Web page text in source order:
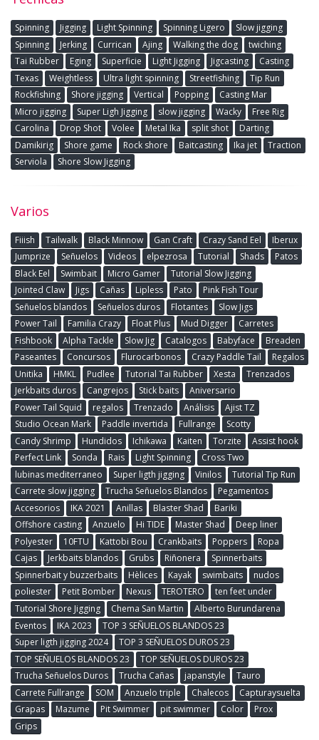
Spinning Jigging Light Spinning Spinning Ligero
Slow jigging
Spinning
Jerking Currican Ajing Walking the dog
twiching
Tai Rubber
Eging Superficie Light Jigging Jigcasting
Casting
Texas
Weightless Ultra light spinning Streetfishing
Tip Run
Rockfishing
Shore jigging Vertical Popping
Casting Mar
Micro jigging
Super Ligh Jigging slow jigging Wacky
Free Rig
Carolina
Drop Shot Volee Metal Ika split shot
Darting
Damikirig
Shore game Rock shore Baitcasting Ika jet
Traction
Serviola
Shore Slow Jigging
Varios
Fiiish Tailwalk Black Minnow Gan Craft Crazy Sand Eel
Iberux
Jumprize
Señuelos Videos elpezrosa Tutorial Shads
Patos
Black Eel
Swimbait Micro Gamer
Tutorial Slow Jigging
Jointed Claw
Jigs Cañas Lipless Pato
Pink Fish Tour
Señuelos blandos
Señuelos duros Flotantes
Slow Jigs
Power Tail
Familia Crazy Float Plus Mud Digger
Carretes
Fishbook
Alpha Tackle Slow Jig Catalogos Babyface
Breaden
Paseantes
Concursos Flurocarbonos Crazy Paddle Tail
Regalos
Unitika
HMKL Pudlee Tutorial Tai Rubber Xesta
Trenzados
Jerkbaits duros
Cangrejos Stick baits
Aniversario
Power Tail Squid
regalos Trenzado Análisis
Ajist TZ
Studio Ocean Mark
Paddle invertida Fullrange
Scotty
Candy Shrimp
Hundidos Ichikawa Kaiten Torzite
Assist hook
Perfect Link
Sonda Rais Light Spinning
Cross Two
lubinas mediterraneo
Super ligth jigging Vinilos
Tutorial Tip Run
Carrete slow jigging
Trucha Señuelos Blandos
Pegamentos
Accesorios
IKA 2021 Anillas Blaster Shad
Bariki
Offshore casting
Anzuelo Hi TIDE Master Shad
Deep liner
Polyester
10FTU Kattobi Bou Crankbaits Poppers
Ropa
Cajas
Jerkbaits blandos Grubs Riñonera
Spinnerbaits
Spinnerbait y buzzerbaits
Hèlices Kayak swimbaits
nudos
poliester
Petit Bomber Nexus TEROTERO
ten feet under
Tutorial Shore Jigging
Chema San Martin
Alberto Burundarena
Eventos
IKA 2023
TOP 3 SEÑUELOS BLANDOS 23
Super ligth jigging 2024
TOP 3 SEÑUELOS DUROS 23
TOP SEÑUELOS BLANDOS 23
TOP SEÑUELOS DUROS 23
Trucha Señuelos Duros
Trucha Cañas japanstyle
Tauro
Carrete Fullrange
SOM Anzuelo triple Chalecos
Capturaysuelta
Grapas
Mazume Pit Swimmer pit swimmer Color
Prox
Grips